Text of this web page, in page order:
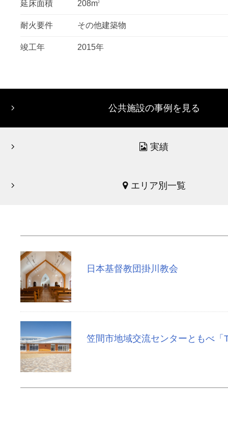
延床面積 208m2
耐火要件 その他建築物
竣工年 2015年
公共施設の事例を見る
実績
エリア別一覧
日本基督教団掛川教会
笠間市地域交流センターともべ「